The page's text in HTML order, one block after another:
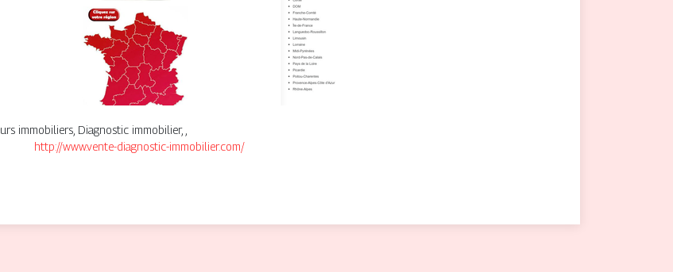
immobiliers, Diagnostic immobilier, ,
http://www.vente-diagnostic-immobilier.com/